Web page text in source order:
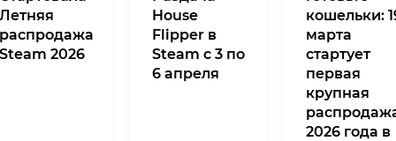
Летняя
распродажа
Steam 2026
House
Flipper в
Steam с 3 по
6 апреля
кошельки:
марта
стартует
первая
крупная
2026 года в